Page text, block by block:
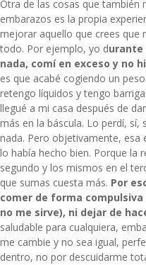
Otra de las cosas que también
embarazos es la propia
mejorar aquello que crees que
todo. Por ejemplo, yo durante
nada, comí en exceso y no
es que acabé cogiendo un
retengo líquidos y tengo
llegué a mi casa después de
más en la báscula. Lo perdí, sí,
nada. Pero objetivamente, esa
lo había hecho bien. Porque la
segundo y los mismos en el
que sumas cuesta más. Por
comer de forma
no me sirve), ni dejar de
saludable para cualquiera,
me cambie y no sea igual,
dentro, no por descuidarme